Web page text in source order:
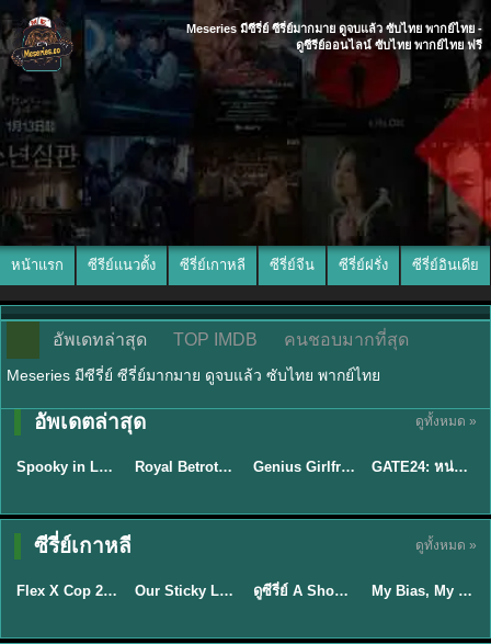
Meseries มีซีรี่ย์ ซีรี่ย์มากมาย ดูจบแล้ว ซับไทย พากย์ไทย -
ดูซีรีย์ออนไลน์ ซับไทย พากย์ไทย ฟรี
หน้าแรก ซีรีย์แนวตั้ง ซีรี่ย์เกาหลี ซีรี่ย์จีน ซีรี่ย์ฝรั่ง ซีรี่ย์อินเดีย
อัพเดทล่าสุด TOP IMDB คนชอบมากที่สุด
Meseries มีซีรี่ย์ ซีรี่ย์มากมาย ดูจบแล้ว ซับไทย พากย์ไทย
อัพเดตล่าสุด ดูทั้งหมด »
ซับไทย
Spooky in Love (2026) สะดุดรักกุ๊กกุ๊กกู๋ พากย์ไทย ซับไทย EP1-12 ★9 Royal Betrothal (2026) สัญญาวิวาห์แห่งราชวงศ์ พากย์ไทย ซับไทย EP1-32 ★9
พากย์ไทย/ซับ
Genius Girlfriend แฟนสาวอัจฉริยะ (2026) พากย์ไทย ซับไทย EP.1-28
ซับไทย
GATE24: หน่วยสกัดภัยข้ามแดน (2026) ซับไทย EP.1-10
ซีรี่ย์เกาหลี ดูทั้งหมด »
★8
ซับไทย
Flex X Cop 2 คุณชายสายสืบ ซีซั่น 2 (2026) พากย์ไทย ซับไทย EP.1-14 ★6 Our Sticky Love รักติดหนึบ (2026) พากย์ไทย ซับไทย EP.1-12 ★8 EP.16ดูซีรี่ย์ A Shop for Killers 2 ร้านลับนักฆ่า ซีซัน 2 (2026) ซับไทย-พากย์ไทย
ซับไทย
My Bias, My Boss เมื่อเมนฉันเป็นประธานบริษัท (2026) พากย์ไทย ซับไทย EP.1-12